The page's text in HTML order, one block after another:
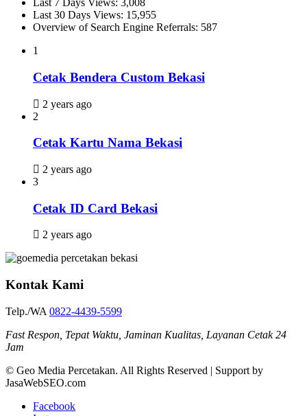
Last 7 Days Views: 3,008
Last 30 Days Views: 15,955
Overview of Search Engine Referrals: 587
1
Cetak Bendera Custom Bekasi
2 years ago
2
Cetak Kartu Nama Bekasi
2 years ago
3
Cetak ID Card Bekasi
2 years ago
Kontak Kami
Telp./WA 0822-4439-5599
Fast Respon, Tepat Waktu, Jaminan Kualitas, Layanan Cetak 24
Jam
© Geo Media Percetakan. All Rights Reserved | Support by
JasaWebSEO.com
Facebook